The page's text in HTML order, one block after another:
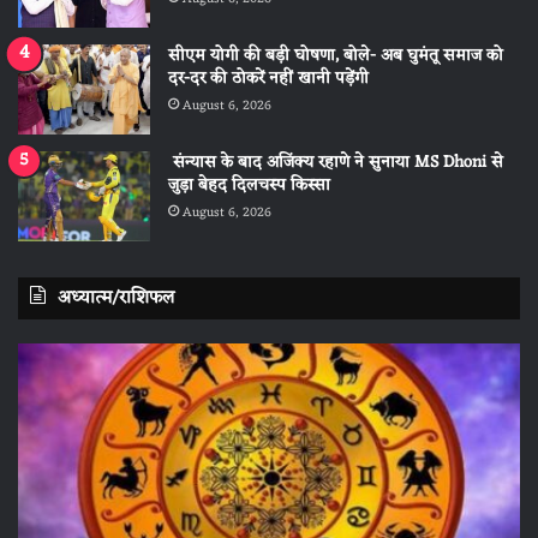
सीएम योगी की बड़ी घोषणा, बोले- अब घुमंतू समाज को
दर-दर की ठोकरें नहीं खानी पड़ेंगी
August 6, 2026
संन्यास के बाद अजिंक्‍य रहाणे ने सुनाया MS Dhoni से
जुड़ा बेहद दिलचस्प किस्सा
August 6, 2026
अध्यात्म/राशिफल